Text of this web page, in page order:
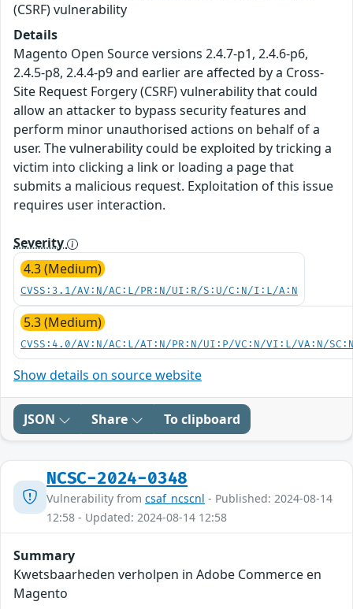
(CSRF) vulnerability
Details
Magento Open Source versions 2.4.7-p1, 2.4.6-p6,
2.4.5-p8, 2.4.4-p9 and earlier are affected by a Cross-
Site Request Forgery (CSRF) vulnerability that could
allow an attacker to bypass security features and
perform minor unauthorised actions on behalf of a
user. The vulnerability could be exploited by tricking a
victim into clicking a link or loading a page that
submits a malicious request. Exploitation of this issue
requires user interaction.
Severity
4.3 (Medium)
CVSS:3.1/AV:N/AC:L/PR:N/UI:R/S:U/C:N/I:L/A:N
5.3 (Medium)
CVSS:4.0/AV:N/AC:L/AT:N/PR:N/UI:P/VC:N/VI:L/VA:N/
Show details on source website
JSON Share To clipboard
NCSC-2024-0348
Vulnerability from csaf_ncscnl - Published: 2024-08-14
12:58 - Updated: 2024-08-14 12:58
Summary
Kwetsbaarheden verholpen in Adobe Commerce en
Magento